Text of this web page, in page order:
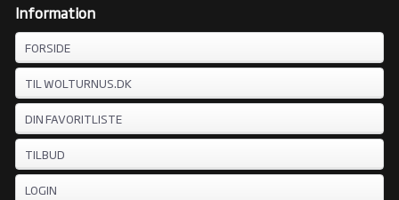
Information
FORSIDE
TIL WOLTURNUS.DK
DIN FAVORITLISTE
TILBUD
LOGIN